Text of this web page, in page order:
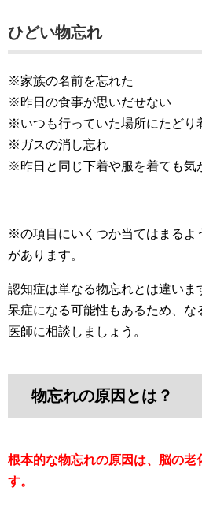
ひどい物忘れ
※家族の名前を忘れた
※昨日の食事が思いだせない
※いつも行っていた場所にたどり
※ガスの消し忘れ
※昨日と同じ下着や服を着ても気
※の項目にいくつか当てはまるよ
があります。
認知症は単なる物忘れとは違いま
呆症になる可能性もあるため、な
医師に相談しましょう。
物忘れの原因とは？
根本的な物忘れの原因は、脳の老
す。